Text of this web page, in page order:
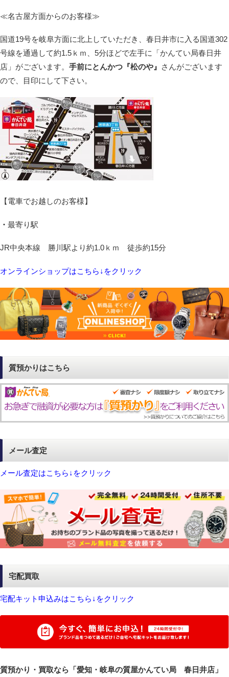
≪名古屋方面からのお客様≫
国道19号を岐阜方面に北上していただき、春日井市に入る国道302
号線を通過して約1.5ｋｍ、5分ほどで左手に「かんてい局春日井
店」がございます。 手前にとんかつ『松のや』 さんがございます
ので、目印にして下さい。
【電車でお越しのお客様】
・ 最寄り駅
JR中央本線 勝川駅より約1.0ｋｍ 徒歩約15分
オンラインショップはこちら↓をクリック
質預かりはこちら
メール査定
メール査定はこちら↓をクリック
宅配買取
宅配キット申込みはこちら↓をクリック
質預かり・買取なら「愛知・岐阜の質屋かんてい局 春日井店」